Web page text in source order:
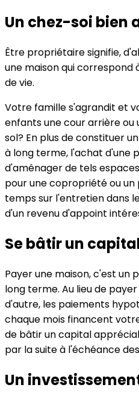
Un chez-soi bien
Être propriétaire signifie,
une maison qui correspond
de vie.
Votre famille s'agrandit et
enfants une cour arrière ou
sol? En plus de constituer
à long terme, l'achat d'une
d'aménager de tels
pour une copropriété ou un
temps sur l'entretien dans
d'un revenu d'appoint
Se bâtir un
Payer une maison, c'est un
long terme. Au lieu de
d'autre, les paiements
chaque mois financent
de bâtir un capital
par la suite à l'échéance
Un